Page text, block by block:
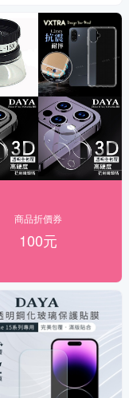
商品折價券
100元